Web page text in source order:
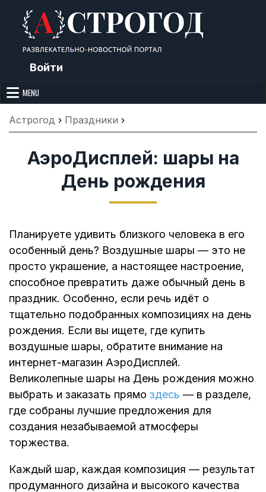
content
Войти
Астрогод: Праздники сегодня,
Лунный календарь, Приметы,
Что нельзя делать, Гороскопы и
Сонник
приметы, точный гороскоп и толкование снов. Читайте, что можно и
MENU
Астрогод › Праздники ›
АэроДисплей: шары на
День рождения
Планируете удивить близкого человека в его
особенный день? Воздушные шары — это не
просто украшение, а настоящее настроение,
способное превратить даже обычный день в
праздник. Особенно, если речь идёт о
тщательно подобранных композициях на день
рождения. Если вы ищете, где купить
воздушные шары, обратите внимание на
интернет-магазин АэроДисплей.
Великолепные шары на День рождения можно
выбрать и заказать прямо здесь — в разделе,
где собраны лучшие предложения для
создания незабываемой атмосферы
торжества.
Каждый шар, каждая композиция — результат
продуманного дизайна и высокого качества